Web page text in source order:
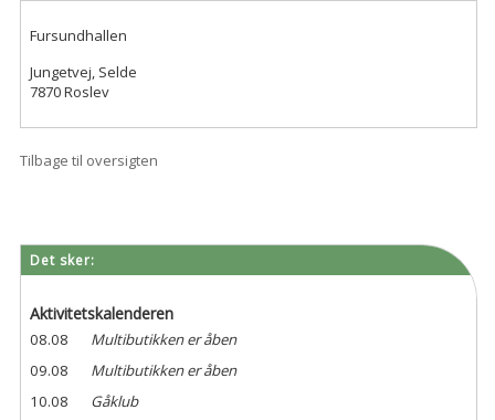
Fursundhallen
Jungetvej, Selde
7870 Roslev
Tilbage til oversigten
Det sker:
Aktivitetskalenderen
08.08
Multibutikken er åben
09.08
Multibutikken er åben
10.08
Gåklub